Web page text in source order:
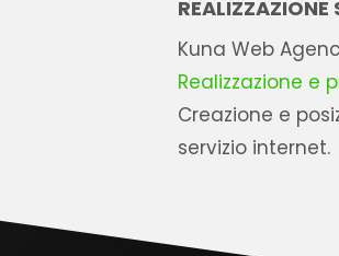
Kuna Web
Realizzazione e
Creazione e
servizio internet.